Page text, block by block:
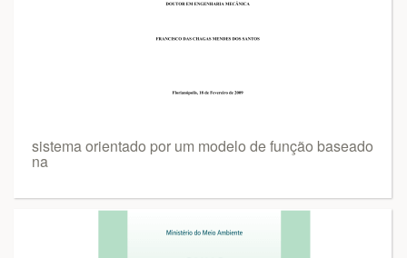
sistema orientado por um modelo de função baseado
na